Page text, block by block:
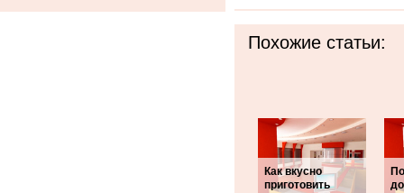
Похожие статьи:
Как вкусно
приготовить